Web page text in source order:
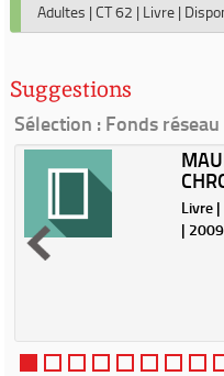
Adultes | CT 62 | Livre |
Suggestions
Sélection : Fonds
Livre
| 2009